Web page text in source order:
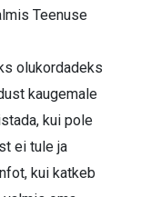
Teenuse
olukordadeks
kaugemale
kui pole
ei tule ja
kui katkeb